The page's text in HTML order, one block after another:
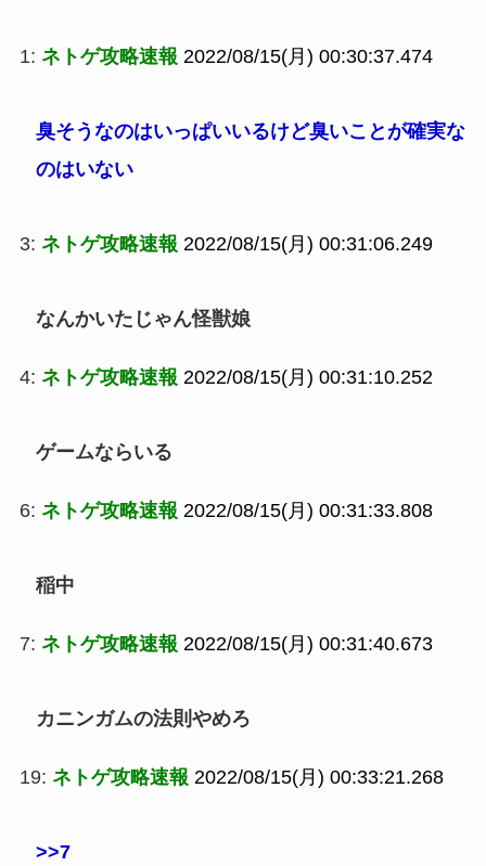
1: ネトゲ攻略速報 2022/08/15(月) 00:30:37.474
臭そうなのはいっぱいいるけど臭いことが確実な
のはいない
3: ネトゲ攻略速報 2022/08/15(月) 00:31:06.249
なんかいたじゃん怪獣娘
4: ネトゲ攻略速報 2022/08/15(月) 00:31:10.252
ゲームならいる
6: ネトゲ攻略速報 2022/08/15(月) 00:31:33.808
稲中
7: ネトゲ攻略速報 2022/08/15(月) 00:31:40.673
カニンガムの法則やめろ
19: ネトゲ攻略速報 2022/08/15(月) 00:33:21.268
>>7